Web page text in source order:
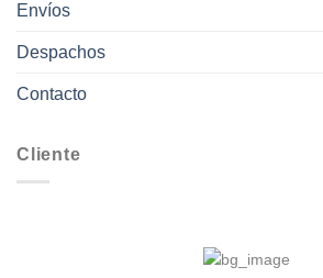
Envíos
Despachos
Contacto
Cliente